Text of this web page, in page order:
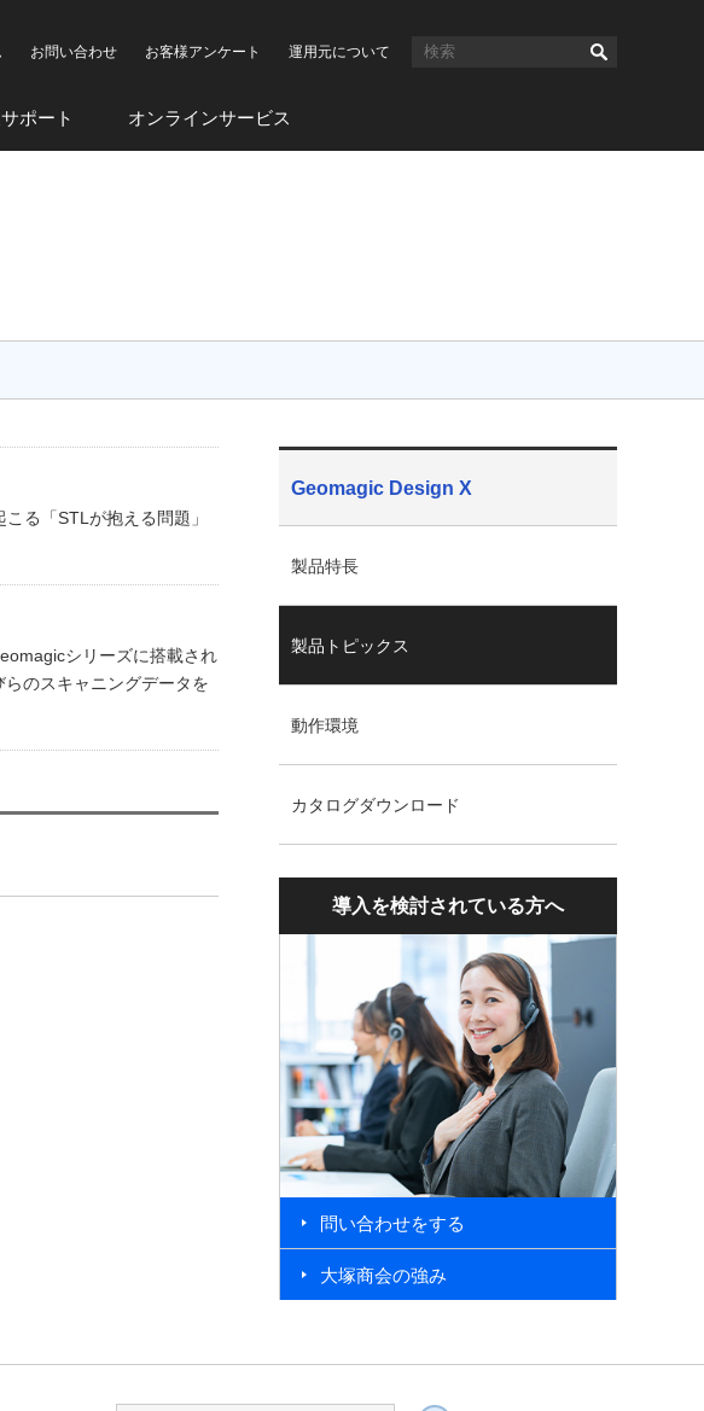
お問い合わせ お客様アンケート 運用元について
ポート オンラインサービス
る「STLが抱える問題」
シリーズに搭載され
のスキャニングデータを
Geomagic Design X
製品特長
製品トピックス
動作環境
カタログダウンロード
導入を検討されている方へ
問い合わせをする
大塚商会の強み